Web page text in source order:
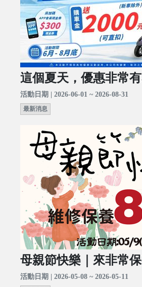
這個夏天，優惠非常有
活動日期 | 2026-06-01 ~ 2026-08-31
最新消息
母親節快樂｜來非常
活動日期 | 2026-05-08 ~ 2026-05-11